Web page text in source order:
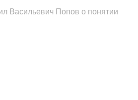
Васильевич Попов о понятии